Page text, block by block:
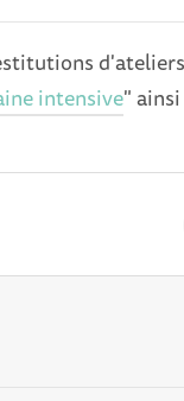
intensive"